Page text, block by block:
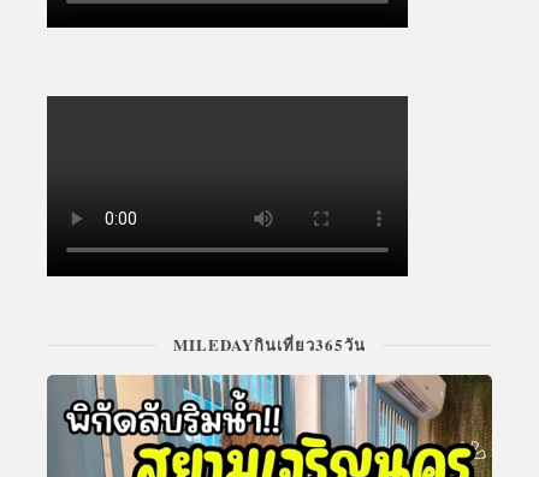
MILEDAYกินเที่ยว365วัน